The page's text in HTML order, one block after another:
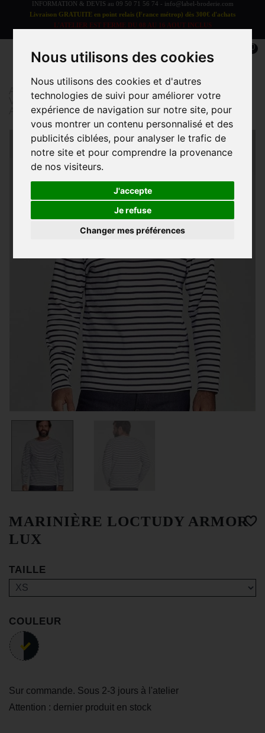
Nous utilisons des cookies
Nous utilisons des cookies et d'autres
technologies de suivi pour améliorer votre
expérience de navigation sur notre site, pour
vous montrer un contenu personnalisé et des
publicités ciblées, pour analyser le trafic de
notre site et pour comprendre la provenance
de nos visiteurs.
J'accepte
Je refuse
Changer mes préférences
INFORMATION & DEVIS au 09 50 71 56 74 - info@label-broderie.com
Livraison GRATUITE en point relais (France métrop) dès 300€ d'achats
L'ATELIER EST FERME DU 08 AU 16 AOUT INCLUS
0
Accueil > Vêtements et Accessoires
>
VÊTEMENTS/ACCESSOIRES ADULTE >
Marinière
ARMOR LUX > Marinière LOCTUDY Armor Lux
MARINIÈRE LOCTUDY ARMOR
LUX
TAILLE
COULEUR
Sur commande. Sous 2-3 jours à l'atelier
Attention : dernier produit en stock